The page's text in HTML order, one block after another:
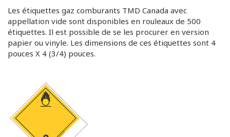
Les étiquettes gaz comburants TMD Canada avec
appellation vide sont disponibles en rouleaux de 500
étiquettes. Il est possible de se les procurer en version
papier ou vinyle. Les dimensions de ces étiquettes sont 4
pouces X 4 (3/4) pouces.